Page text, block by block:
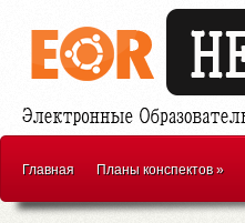
Главная Планы конспектов»